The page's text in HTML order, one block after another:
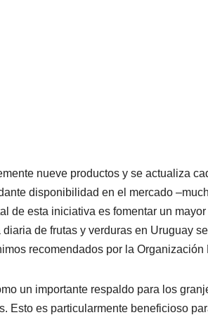
nueve productos y se actualiza
disponibilidad en el mercado
de esta iniciativa es fomentar un
de frutas y verduras en Uruguay
recomendados por la
un importante respaldo para los
Esto es particularmente beneficioso